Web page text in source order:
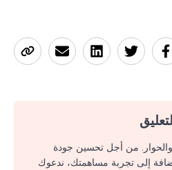
والحوار. من أجل تحسين جودة
إلى تجربة مساهمتك، ندعوك